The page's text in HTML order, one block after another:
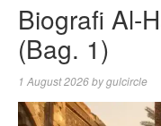
Biografi Al-
(Bag. 1)
1 August 2026bygulcircle